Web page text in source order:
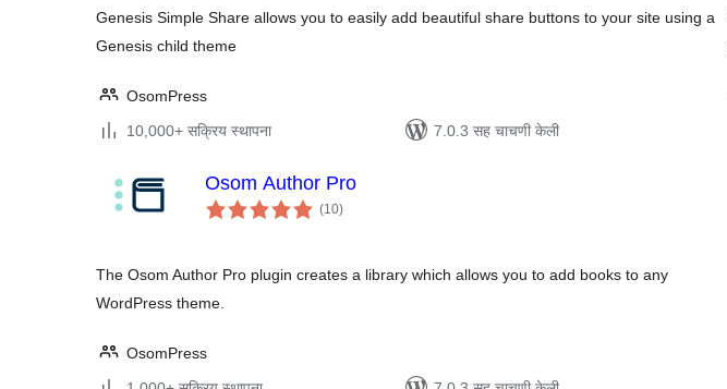
Genesis Simple Share allows you to easily add beautiful share buttons to your site using a
Genesis child theme
OsomPress
10,000+ सक्रिय स्थापना
7.0.3 सह चाचणी केली
Osom Author Pro
(10एकूण
मूल्यांकन
)
The Osom Author Pro plugin creates a library which allows you to add books to any
WordPress theme.
OsomPress